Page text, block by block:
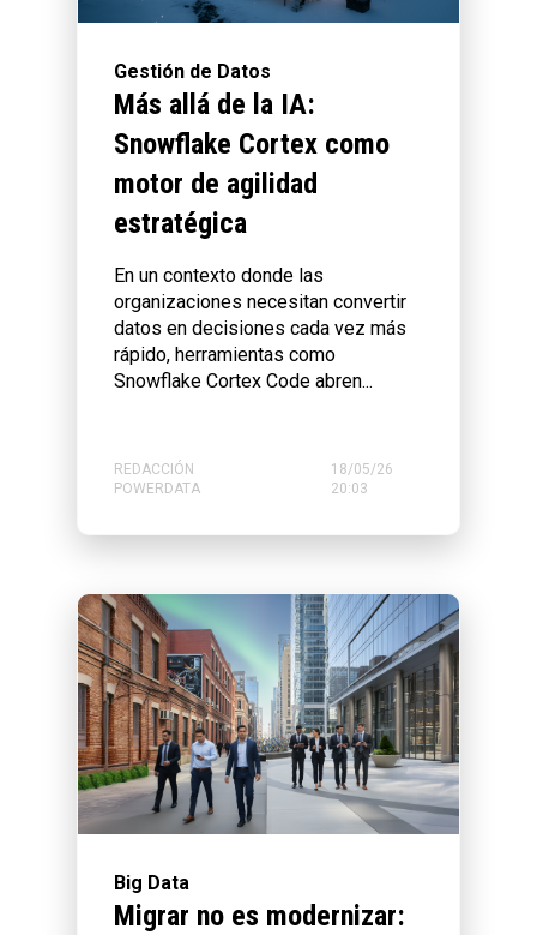
Gestión de Datos
Más allá de la IA:
Snowflake Cortex como
motor de agilidad
estratégica
En un contexto donde las
organizaciones necesitan convertir
datos en decisiones cada vez más
rápido, herramientas como
Snowflake Cortex Code abren...
REDACCIÓN
POWERDATA
18/05/26
20:03
Big Data
Migrar no es modernizar: